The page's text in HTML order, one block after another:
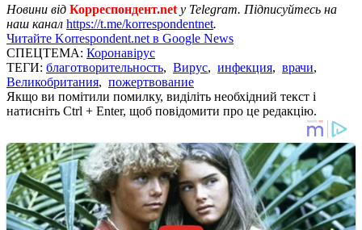
Новини від Корреспондент.net у Telegram. Підписуйтесь на
наш канал https://t.me/korrespondentnet.
Читайте Korrespondent.net в Google News
СПЕЦТЕМА: Коронавірус
ТЕГИ: благотворительность, Вирус, инфекция, врачи,
Великобритания, пожертвование
Якщо ви помітили помилку, виділіть необхідний текст і
натисніть Ctrl + Enter, щоб повідомити про це редакцію.